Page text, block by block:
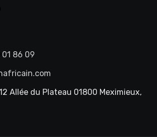
86 09
Allée du Plateau 01800 Meximieux,